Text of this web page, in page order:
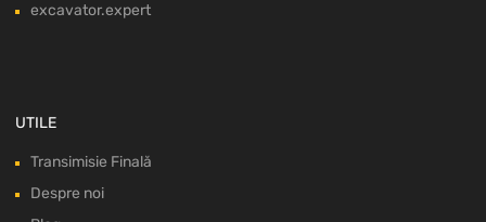
excavator.expert
UTILE
Transimisie Finală
Despre noi